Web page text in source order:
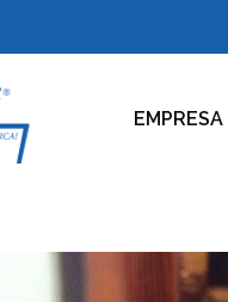
EMPRESA